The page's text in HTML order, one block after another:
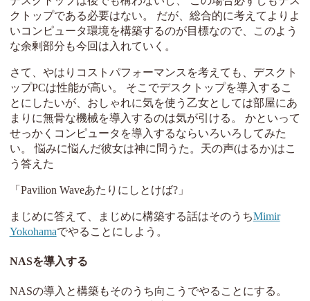
クトップである必要はない。 だが、総合的に考えてよりよ
いコンピュータ環境を構築するのが目標なので、このよう
な余剰部分も今回は入れていく。
さて、やはりコストパフォーマンスを考えても、デスクト
ップPCは性能が高い。 そこでデスクトップを導入するこ
とにしたいが、おしゃれに気を使う乙女としては部屋にあ
まりに無骨な機械を導入するのは気が引ける。 かといって
せっかくコンピュータを導入するならいろいろしてみた
い。 悩みに悩んだ彼女は神に問うた。天の声(はるか)はこ
う答えた
「Pavilion Waveあたりにしとけば?」
まじめに答えて、まじめに構築する話はそのうちMimir
Yokohamaでやることにしよう。
NASを導入する
NASの導入と構築もそのうち向こうでやることにする。